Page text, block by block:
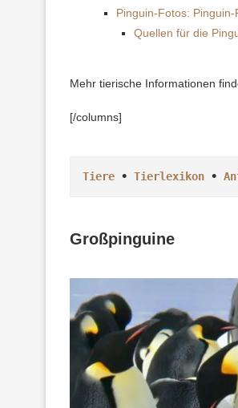
Pinguin-Fotos:
Quellen für die
Mehr tierische Informationen
[/columns]
Tiere • Tierlexikon •
Großpinguine